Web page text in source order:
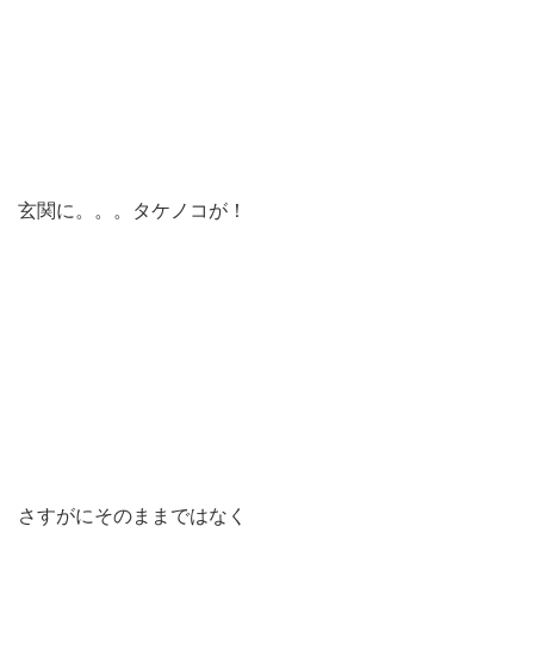
玄関に。。。タケノコが！
さすがにそのままではなく